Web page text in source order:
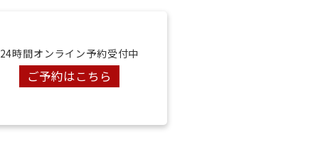
24時間オンライン予約受付中
ご予約はこちら